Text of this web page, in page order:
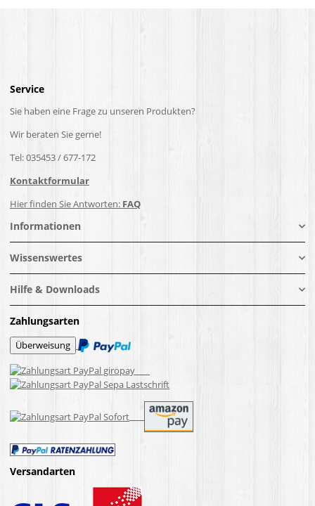
Service
Sie haben eine Frage zu unseren Produkten?
Wir beraten Sie gerne!
Tel: 035453 / 677-172
Kontaktformular
Hier finden Sie Antworten: FAQ
Informationen
Wissenswertes
Hilfe & Downloads
Zahlungsarten
Versandarten